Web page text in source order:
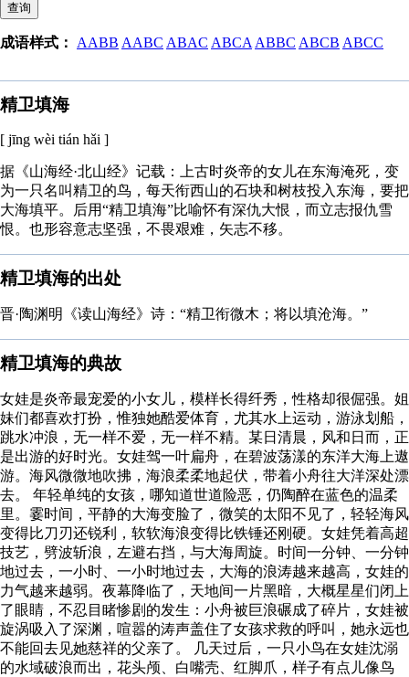
查询
成语样式： AABB AABC ABAC ABCAABBC ABCB ABCC
精卫填海
[ jīng wèi tián hǎi ]
据《山海经·北山经》记载：上古时炎帝的女儿在东海淹死，变
为一只名叫精卫的鸟，每天衔西山的石块和树枝投入东海，要把
大海填平。后用“精卫填海”比喻怀有深仇大恨，而立志报仇雪
恨。也形容意志坚强，不畏艰难，矢志不移。
精卫填海的出处
晋·陶渊明《读山海经》诗：“精卫衔微木；将以填沧海。”
精卫填海的典故
女娃是炎帝最宠爱的小女儿，模样长得纤秀，性格却很倔强。姐
妹们都喜欢打扮，惟独她酷爱体育，尤其水上运动，游泳划船，
跳水冲浪，无一样不爱，无一样不精。某日清晨，风和日而，正
是出游的好时光。女娃驾一叶扁舟，在碧波荡漾的东洋大海上遨
游。海风微微地吹拂，海浪柔柔地起伏，带着小舟往大洋深处漂
去。 年轻单纯的女孩，哪知道世道险恶，仍陶醉在蓝色的温柔
里。霎时间，平静的大海变脸了，微笑的太阳不见了，轻轻海风
变得比刀刃还锐利，软软海浪变得比铁锤还刚硬。女娃凭着高超
技艺，劈波斩浪，左避右挡，与大海周旋。时间一分钟、一分钟
地过去，一小时、一小时地过去，大海的浪涛越来越高，女娃的
力气越来越弱。夜幕降临了，天地间一片黑暗，大概星星们闭上
了眼睛，不忍目睹惨剧的发生：小舟被巨浪碾成了碎片，女娃被
旋涡吸入了深渊，喧嚣的涛声盖住了女孩求救的呼叫，她永远也
不能回去见她慈祥的父亲了。 几天过后，一只小鸟在女娃沈溺
的水域破浪而出，花头颅、白嘴壳、红脚爪，样子有点儿像鸟